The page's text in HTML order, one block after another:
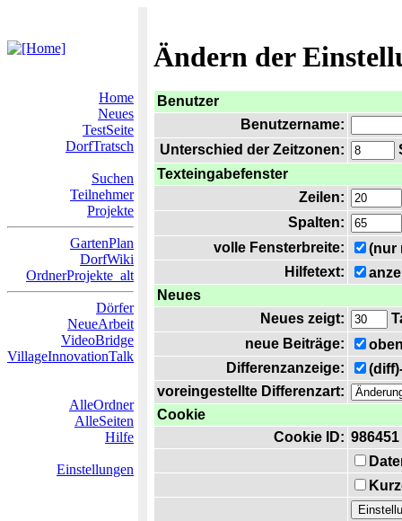
Ändern der
Home
Neues
TestSeite
DorfTratsch
Suchen
Teilnehmer
Projekte
GartenPlan
DorfWiki
OrdnerProjekte_alt
Dörfer
NeueArbeit
VideoBridge
VillageInnovationTalk
AlleOrdner
AlleSeiten
Hilfe
Einstellungen
Benutzer
Benutzername:
Unterschied der Zeitzonen:
Texteingabefenster
Zeilen:
Spalten:
volle Fensterbreite:
(nur
Hilfetext:
Neues
Neues zeigt:
neue Beiträge:
Differenzanzeige:
voreingestellte Differenzart:
Cookie
Cookie ID: 986451